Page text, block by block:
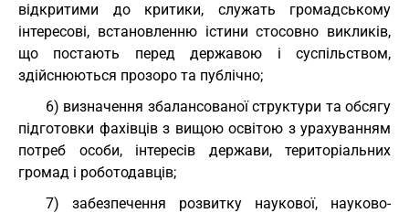
відкритими до критики, служать громадському
інтересові, встановленню істини стосовно викликів,
що постають перед державою і суспільством,
здійснюються прозоро та публічно;
6) визначення збалансованої структури та обсягу
підготовки фахівців з вищою освітою з урахуванням
потреб особи, інтересів держави, територіальних
громад і роботодавців;
7) забезпечення розвитку наукової, науково-